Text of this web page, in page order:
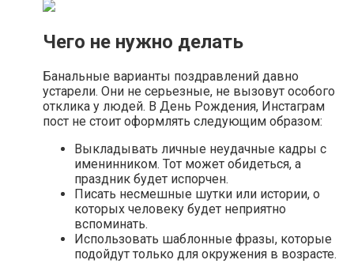
Чего не нужно делать
Банальные варианты поздравлений давно
устарели. Они не серьезные, не вызовут особого
отклика у людей. В День Рождения, Инстаграм
пост не стоит оформлять следующим образом:
Выкладывать личные неудачные кадры с
именинником. Тот может обидеться, а
праздник будет испорчен.
Писать несмешные шутки или истории, о
которых человеку будет неприятно
вспоминать.
Использовать шаблонные фразы, которые
подойдут только для окружения в возрасте.